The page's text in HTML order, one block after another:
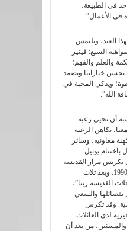
في الطبيعة،
في الأعمال”.
العيد، ونلتمس
السبع: فينير
والعلم والفهم؛
نحسن خياراتنا ونصمد
ويذكي المحبة في
الله”.
أن نحيي رعية
بكاهن الرعية
معاونيه، وسائر
باختتام يوبيل
مزار القديسة
ريتا. وكان ذلك في 21 أيار 1990. وبعد ثلاث
القديسة ريتا”،
بفضائلها والسعي
وقد تكرس
لدى العائلات
من بعد أن